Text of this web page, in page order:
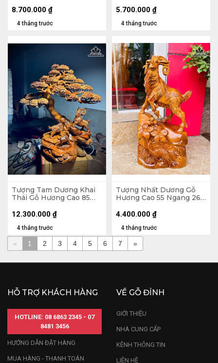
4 tháng trước
8.700.000 ₫
10kg
4 tháng trước
5.700.000 ₫
Tượng Tam Dương Khai
Thái Gỗ Hương Cao 85
4 tháng trước
12.300.000 ₫
Tượng Nhất Dương Gỗ
Hương Cao 55 Ngang 26
4 tháng trước
4.400.000 ₫
« 1 2 3 4 5 6 7 »
HỖ TRỢ KHÁCH HÀNG
HOTLINE: 08 6863 2345 - 07
8481 3456
HƯỚNG DẪN ĐẶT HÀNG
MUA HÀNG - THANH TOÁN
VỀ GỖ ĐỈNH
GIỚI THIỆU
NHÀ CUNG CẤP
KÊNH THÔNG TIN
LIÊN HỆ